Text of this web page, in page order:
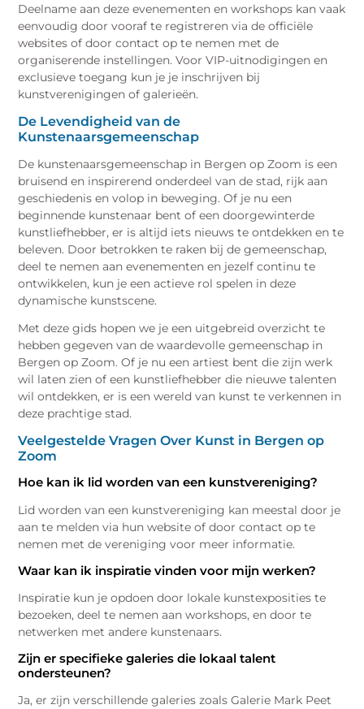
Deelname aan deze evenementen en workshops kan vaak
eenvoudig door vooraf te registreren via de officiële
websites of door contact op te nemen met de
organiserende instellingen. Voor VIP-uitnodigingen en
exclusieve toegang kun je je inschrijven bij
kunstverenigingen of galerieën.
De Levendigheid van de
Kunstenaarsgemeenschap
De kunstenaarsgemeenschap in Bergen op Zoom is een
bruisend en inspirerend onderdeel van de stad, rijk aan
geschiedenis en volop in beweging. Of je nu een
beginnende kunstenaar bent of een doorgewinterde
kunstliefhebber, er is altijd iets nieuws te ontdekken en te
beleven. Door betrokken te raken bij de gemeenschap,
deel te nemen aan evenementen en jezelf continu te
ontwikkelen, kun je een actieve rol spelen in deze
dynamische kunstscene.
Met deze gids hopen we je een uitgebreid overzicht te
hebben gegeven van de waardevolle gemeenschap in
Bergen op Zoom. Of je nu een artiest bent die zijn werk
wil laten zien of een kunstliefhebber die nieuwe talenten
wil ontdekken, er is een wereld van kunst te verkennen in
deze prachtige stad.
Veelgestelde Vragen Over Kunst in Bergen op
Zoom
Hoe kan ik lid worden van een kunstvereniging?
Lid worden van een kunstvereniging kan meestal door je
aan te melden via hun website of door contact op te
nemen met de vereniging voor meer informatie.
Waar kan ik inspiratie vinden voor mijn werken?
Inspiratie kun je opdoen door lokale kunstexposities te
bezoeken, deel te nemen aan workshops, en door te
netwerken met andere kunstenaars.
Zijn er specifieke galeries die lokaal talent
ondersteunen?
Ja, er zijn verschillende galeries zoals Galerie Mark Peet